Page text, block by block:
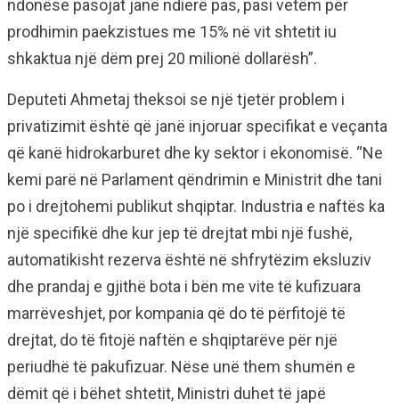
ndonëse pasojat janë ndierë pas, pasi vetëm për
prodhimin paekzistues me 15% në vit shtetit iu
shkaktua një dëm prej 20 milionë dollarësh”.
Deputeti Ahmetaj theksoi se një tjetër problem i
privatizimit është që janë injoruar specifikat e veçanta
që kanë hidrokarburet dhe ky sektor i ekonomisë. “Ne
kemi parë në Parlament qëndrimin e Ministrit dhe tani
po i drejtohemi publikut shqiptar. Industria e naftës ka
një specifikë dhe kur jep të drejtat mbi një fushë,
automatikisht rezerva është në shfrytëzim eksluziv
dhe prandaj e gjithë bota i bën me vite të kufizuara
marrëveshjet, por kompania që do të përfitojë të
drejtat, do të fitojë naftën e shqiptarëve për një
periudhë të pakufizuar. Nëse unë them shumën e
dëmit që i bëhet shtetit, Ministri duhet të japë